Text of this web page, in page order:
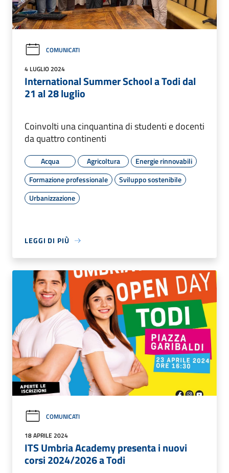
COMUNICATI
4 LUGLIO 2024
International Summer School a Todi dal
21 al 28 luglio
Coinvolti una cinquantina di studenti e docenti
da quattro continenti
Acqua Agricoltura
Energie rinnovabili
Formazione professionale
Sviluppo sostenibile
Urbanizzazione
LEGGI DI PIÙ
COMUNICATI
18 APRILE 2024
ITS Umbria Academy presenta i nuovi
corsi 2024/2026 a Todi